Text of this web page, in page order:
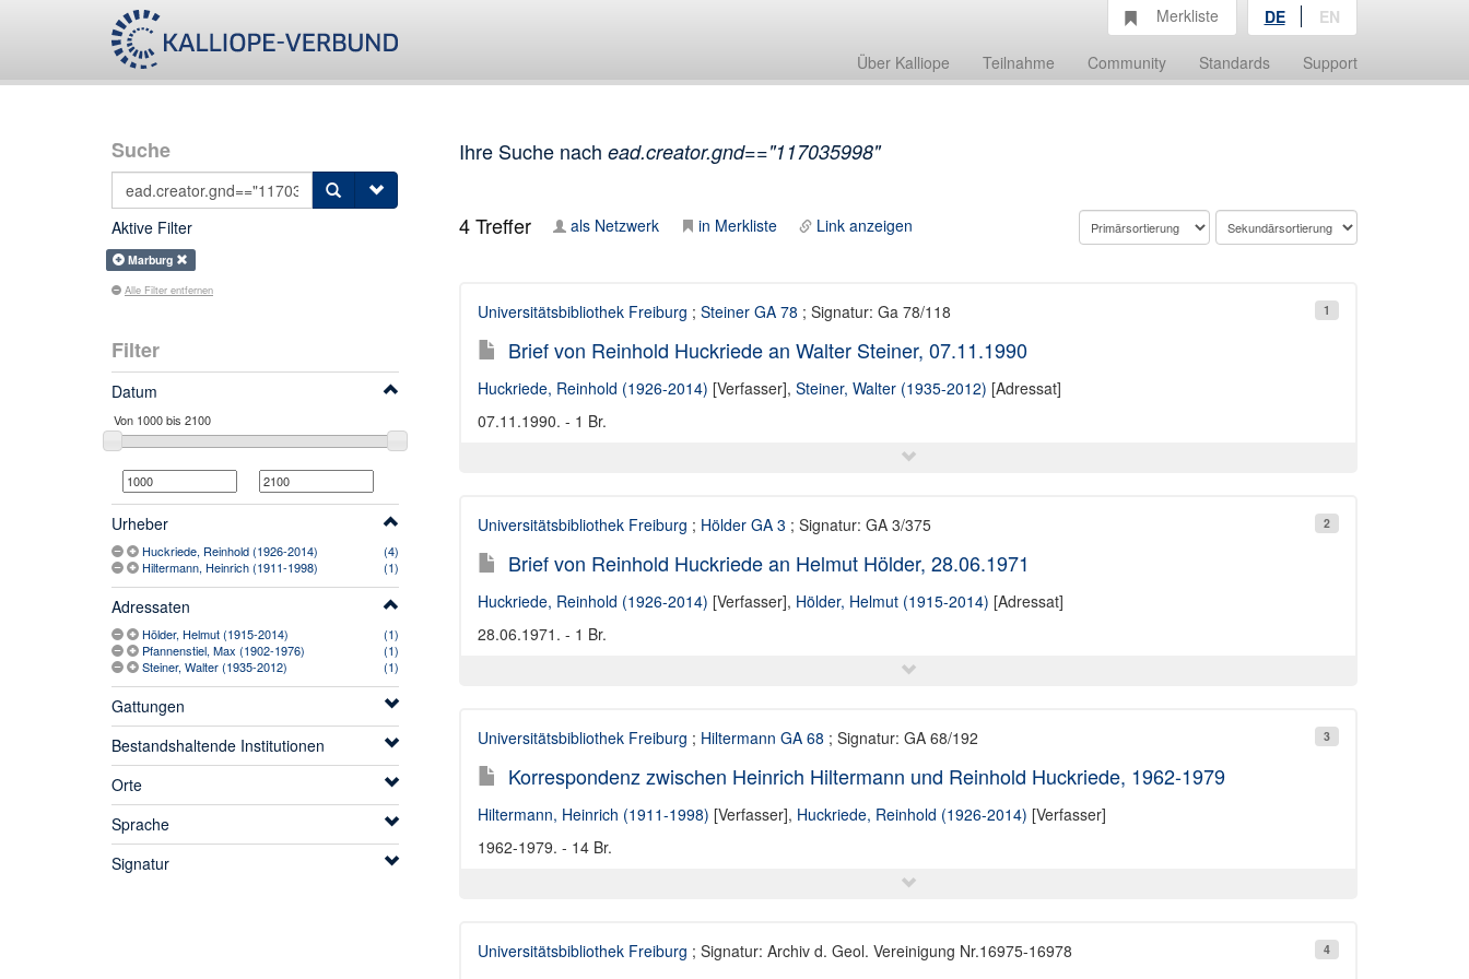
Über Kalliope Teilnahme Community Standards Support
Merkliste DE EN
Suche
Aktive Filter
Marburg
Alle Filter entfernen
Filter
Datum
Urheber
Huckriede, Reinhold (1926-2014)
(4)
Hiltermann, Heinrich (1911-1998)
(1)
Adressaten
Hölder, Helmut (1915-2014)
(1)
Pfannenstiel, Max (1902-1976)
(1)
Steiner, Walter (1935-2012)
(1)
Gattungen
Bestandshaltende Institutionen
Orte
Sprache
Signatur
Ihre Suche nach ead.creator.gnd=="117035998"
4Treffer als Netzwerk in Merkliste Link anzeigen
1
Universitätsbibliothek Freiburg ; Steiner GA 78 ; Signatur: Ga 78/118
Brief von Reinhold Huckriede an Walter Steiner, 07.11.1990
Huckriede, Reinhold (1926-2014) [Verfasser], Steiner, Walter (1935-2012) [Adressat]
07.11.1990. - 1 Br.
2
Universitätsbibliothek Freiburg ; Hölder GA 3 ; Signatur: GA 3/375
Brief von Reinhold Huckriede an Helmut Hölder, 28.06.1971
Huckriede, Reinhold (1926-2014) [Verfasser], Hölder, Helmut (1915-2014) [Adressat]
28.06.1971. - 1 Br.
3
Universitätsbibliothek Freiburg ; Hiltermann GA 68 ; Signatur: GA 68/192
Korrespondenz zwischen Heinrich Hiltermann und Reinhold Huckriede, 1962-1979
Hiltermann, Heinrich (1911-1998) [Verfasser], Huckriede, Reinhold (1926-2014) [Verfasser]
1962-1979. - 14 Br.
4
Universitätsbibliothek Freiburg ; Signatur: Archiv d. Geol. Vereinigung Nr.16975-16978